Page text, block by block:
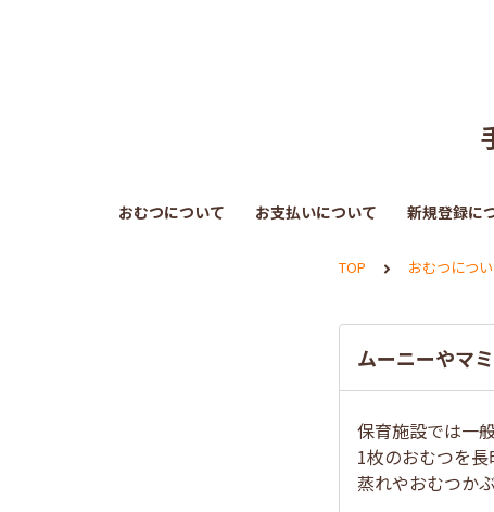
おむつについて お支払いについて 新規登録に
TOP おむつにつ
ムーニーやマ
保育施設では一
1枚のおむつを長
蒸れやおむつか